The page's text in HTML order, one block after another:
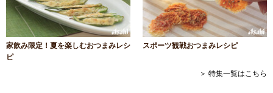
家飲み限定！夏を楽しむおつまみレシ
ピ
スポーツ観戦おつまみレシピ
＞ 特集一覧はこちら